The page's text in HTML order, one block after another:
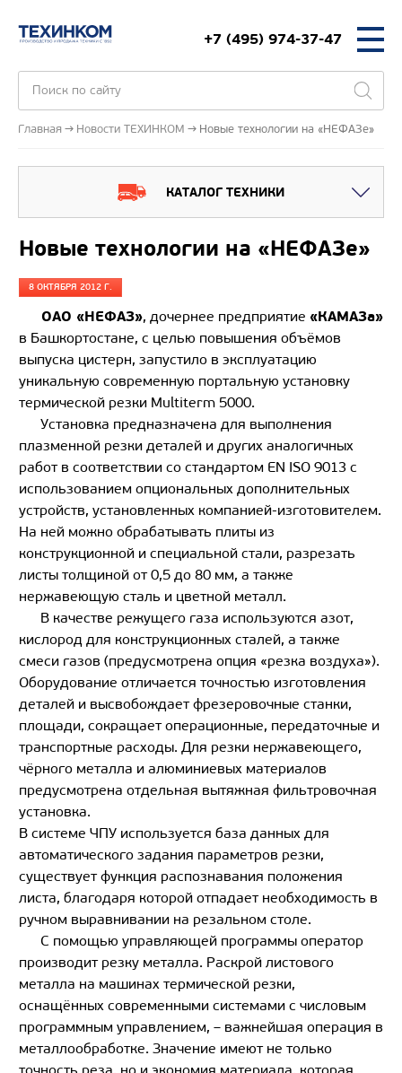
+7 (495) 974-37-47
Главная Новости ТЕХИНКОМ Новые технологии на «НЕФАЗе»
КАТАЛОГ ТЕХНИКИ
Новые технологии на «НЕФАЗе»
8 ОКТЯБРЯ 2012 Г.
ОАО «НЕФАЗ», дочернее предприятие «КАМАЗа»
в Башкортостане, с целью повышения объёмов
выпуска цистерн, запустило в эксплуатацию
уникальную современную портальную установку
термической резки Multiterm 5000.
Установка предназначена для выполнения
плазменной резки деталей и других аналогичных
работ в соответствии со стандартом EN ISO 9013 с
использованием опциональных дополнительных
устройств, установленных компанией-изготовителем.
На ней можно обрабатывать плиты из
конструкционной и специальной стали, разрезать
листы толщиной от 0,5 до 80 мм, а также
нержавеющую сталь и цветной металл.
В качестве режущего газа используются азот,
кислород для конструкционных сталей, а также
смеси газов (предусмотрена опция «резка воздуха»).
Оборудование отличается точностью изготовления
деталей и высвобождает фрезеровочные станки,
площади, сокращает операционные, передаточные и
транспортные расходы. Для резки нержавеющего,
чёрного металла и алюминиевых материалов
предусмотрена отдельная вытяжная фильтровочная
установка.
В системе ЧПУ используется база данных для
автоматического задания параметров резки,
существует функция распознавания положения
листа, благодаря которой отпадает необходимость в
ручном выравнивании на резальном столе.
С помощью управляющей программы оператор
производит резку металла. Раскрой листового
металла на машинах термической резки,
оснащённых современными системами с числовым
программным управлением, – важнейшая операция в
металлообработке. Значение имеют не только